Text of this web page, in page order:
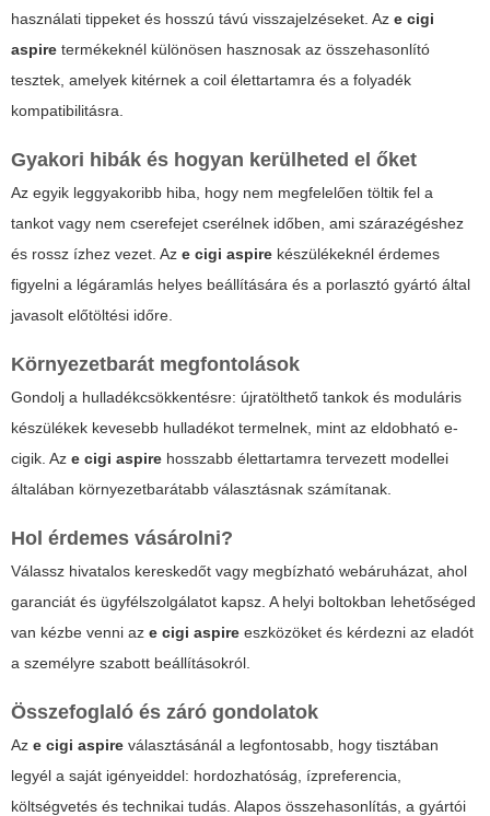
használati tippeket és hosszú távú visszajelzéseket. Az e cigi
aspire termékeknél különösen hasznosak az összehasonlító
tesztek, amelyek kitérnek a coil élettartamra és a folyadék
kompatibilitásra.
Gyakori hibák és hogyan kerülheted el őket
Az egyik leggyakoribb hiba, hogy nem megfelelően töltik fel a
tankot vagy nem cserefejet cserélnek időben, ami szárazégéshez
és rossz ízhez vezet. Az e cigi aspire készülékeknél érdemes
figyelni a légáramlás helyes beállítására és a porlasztó gyártó által
javasolt előtöltési időre.
Környezetbarát megfontolások
Gondolj a hulladékcsökkentésre: újratölthető tankok és moduláris
készülékek kevesebb hulladékot termelnek, mint az eldobható e-
cigik. Az e cigi aspire hosszabb élettartamra tervezett modellei
általában környezetbarátabb választásnak számítanak.
Hol érdemes vásárolni?
Válassz hivatalos kereskedőt vagy megbízható webáruházat, ahol
garanciát és ügyfélszolgálatot kapsz. A helyi boltokban lehetőséged
van kézbe venni az e cigi aspire eszközöket és kérdezni az eladót
a személyre szabott beállításokról.
Összefoglaló és záró gondolatok
Az e cigi aspire választásánál a legfontosabb, hogy tisztában
legyél a saját igényeiddel: hordozhatóság, ízpreferencia,
költségvetés és technikai tudás. Alapos összehasonlítás, a gyártói